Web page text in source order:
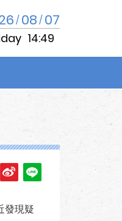
/08/07
14:49
發現疑